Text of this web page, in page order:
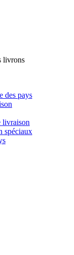
livrons
des pays
livraison
spéciaux